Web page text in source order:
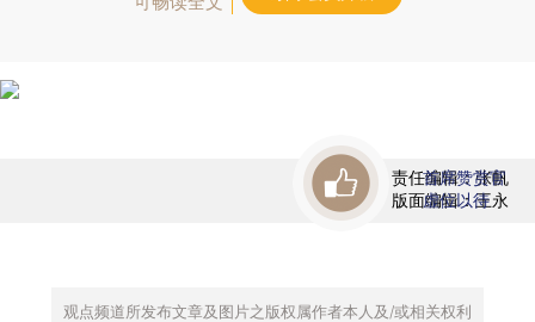
责任编辑：张帆
版面编辑：王永
首席赞赏官
虚位以待
观点频道所发布文章及图片之版权属作者本人及/或相关权利